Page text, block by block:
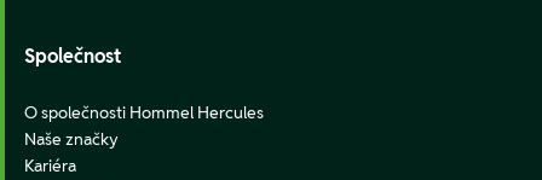
Společnost
O společnosti Hommel Hercules
Naše značky
Kariéra